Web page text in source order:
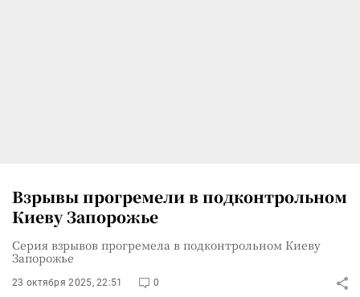
Взрывы прогремели в подконтрольном
Киеву Запорожье
Серия взрывов прогремела в подконтрольном Киеву
Запорожье
23 октября 2025, 22:51 0